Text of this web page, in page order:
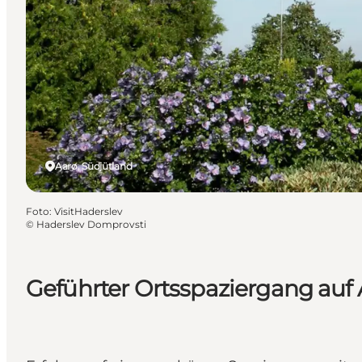
Geführter Ortsspaziergang auf
Aarø, Südjütland
Foto: VisitHaderslev
© Haderslev Domprovsti